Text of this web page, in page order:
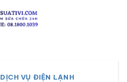
DỊCH VỤ ĐIỆN LẠNH